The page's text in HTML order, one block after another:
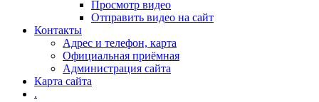
Просмотр видео
Отправить видео на сайт
Контакты
Адрес и телефон, карта
Официальная приёмная
Администрация сайта
Карта сайта
.